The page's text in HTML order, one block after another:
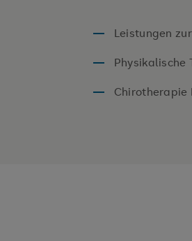
Leistungen
Physikalische
Chirotherapie